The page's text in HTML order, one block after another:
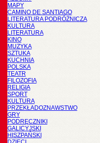
MAPY
CAMINO DE SANTIAGO
LITERATURA PODRÓŻNICZA
KULTURA
LITERATURA
KINO
MUZYKA
SZTUKA
KUCHNIA
POLSKA
TEATR
FILOZOFIA
RELIGIA
SPORT
KULTURA
PRZEKŁADOZNAWSTWO
GRY
PODRĘCZNIKI
GALICYJSKI
HISZPAŃSKI